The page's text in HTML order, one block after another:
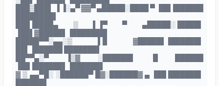
███▒███▌ ▐ ▐░▄▀ ▓▓▀ ▄█████░████ ▀ ▐██▐██████
███▐████▄ ▒ ▌▐▀ ▀ ▄█████░▐████▌
▐██▌▓█████▌▐███████▌
█████▀▀░▄▄░▒ ▐▐▌ ▓█████▌▐██████▌
██▀▀▄░▀ ▐▒▓ ░██████▌ █ ██████
▓ ▒ ▄▄▀█░ ░██████▀ █▓░██████▓ ▄ ▐██▐██████▌